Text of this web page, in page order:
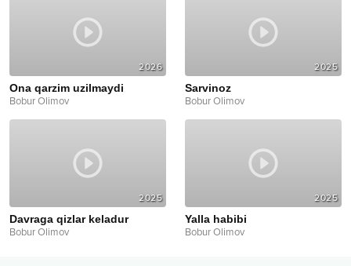
2026
Ona qarzim uzilmaydi
Bobur Olimov
2025
Sarvinoz
Bobur Olimov
2025
Davraga qizlar keladur
Bobur Olimov
2025
Yalla habibi
Bobur Olimov